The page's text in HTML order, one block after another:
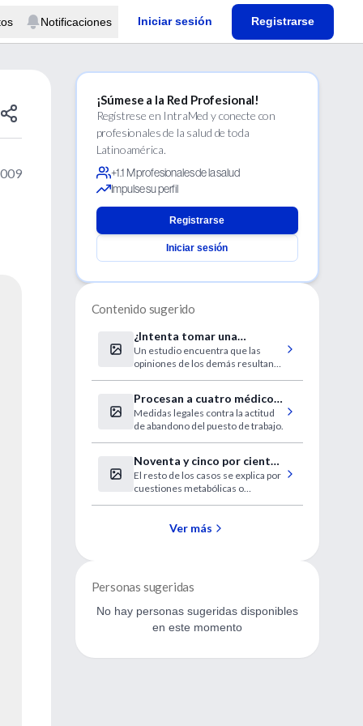
Notificaciones Iniciar sesión Registrarse
¡Súmese a la Red Profesional!
Regístrese en IntraMed y conecte con
profesionales de la salud de toda
Latinoamérica.
+1.1 M profesionales de la salud
Impulse su perfil
Registrarse
Iniciar sesión
Contenido sugerido
¿Intenta tomar una
decisión?
Un estudio encuentra que las
opiniones de los demás resultan
Procesan a cuatro médicos
por abandonar una guardia
pediátrica
Medidas legales contra la actitud
de abandono del puesto de trabajo.
Noventa y cinco por ciento
de la depresión se origina
en la infancia
El resto de los casos se explica por
cuestiones metabólicas o
Ver más
Personas sugeridas
No hay personas sugeridas disponibles
en este momento